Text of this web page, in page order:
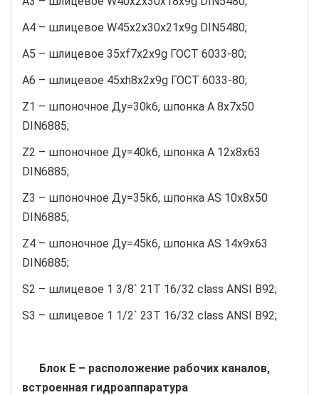
A4 – шлицевое W45х2х30х21х9g DIN5480;
A5 – шлицевое 35хf7х2х9g ГОСТ 6033-80;
A6 – шлицевое 45хh8х2х9g ГОСТ 6033-80;
Z1 – шпоночное Ду=30k6, шпонка А 8х7х50
DIN6885;
Z2 – шпоночное Ду=40k6, шпонка А 12х8х63
DIN6885;
Z3 – шпоночное Ду=35k6, шпонка АS 10х8х50
DIN6885;
Z4 – шпоночное Ду=45k6, шпонка АS 14х9х63
DIN6885;
S2 – шлицевое 1 3/8` 21T 16/32 class ANSI B92;
S3 – шлицевое 1 1/2` 23T 16/32 class ANSI B92;
Блок Е – расположение рабочих каналов,
встроенная гидроаппаратура